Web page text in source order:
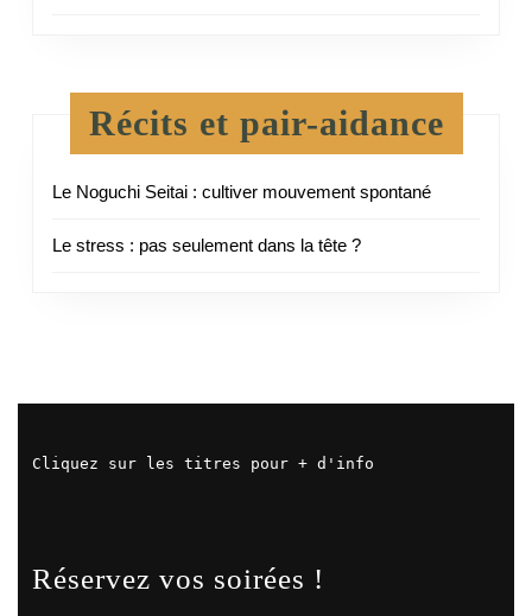
Récits et pair-aidance
Le Noguchi Seitai : cultiver mouvement spontané
Le stress : pas seulement dans la tête ?
Cliquez sur les titres pour + d'info
Réservez vos soirées !